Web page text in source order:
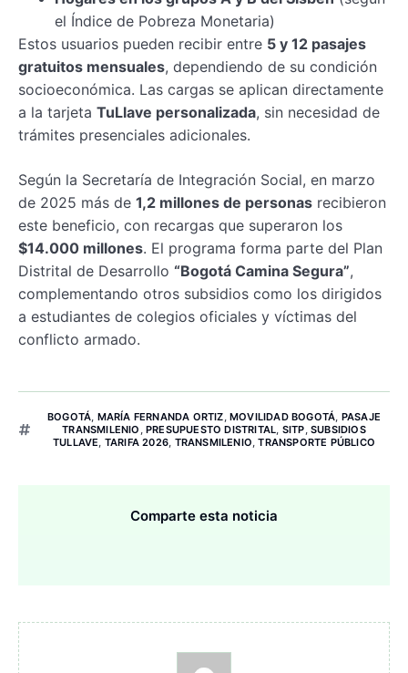
el Índice de Pobreza Monetaria)
Estos usuarios pueden recibir entre 5 y 12 pasajes
gratuitos mensuales, dependiendo de su condición
socioeconómica. Las cargas se aplican directamente
a la tarjeta TuLlave personalizada, sin necesidad de
trámites presenciales adicionales.
Según la Secretaría de Integración Social, en marzo
de 2025 más de 1,2 millones de personas recibieron
este beneficio, con recargas que superaron los
$14.000 millones. El programa forma parte del Plan
Distrital de Desarrollo “Bogotá Camina Segura”,
complementando otros subsidios como los dirigidos
a estudiantes de colegios oficiales y víctimas del
conflicto armado.
BOGOTÁ, MARÍA FERNANDA ORTIZ,MOVILIDAD BOGOTÁ, PASAJE
TRANSMILENIO ,PRESUPUESTO DISTRITAL, SITP, SUBSIDIOS
TULLAVE, TARIFA 2026, TRANSMILENIO,TRANSPORTE PÚBLICO
Comparte esta noticia